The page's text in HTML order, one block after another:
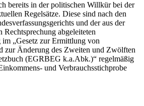
bereits in der politischen Willkür bei der
Regelsätze. Diese sind nach den
und der aus der
Rechtsprechung abgeleiteten
im „Gesetz zur Ermittlung von
zur Änderung des Zweiten und Zwölften
(EGRBEG k.a.Abk.)“ regelmäßig
und Verbrauchsstichprobe